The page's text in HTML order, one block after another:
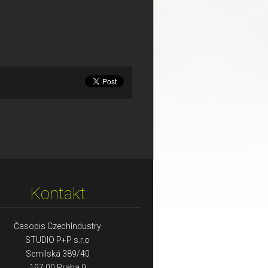
Kontakt
Časopis CzechIndustry
STUDIO P+P s.r.o
Semilská 389/40